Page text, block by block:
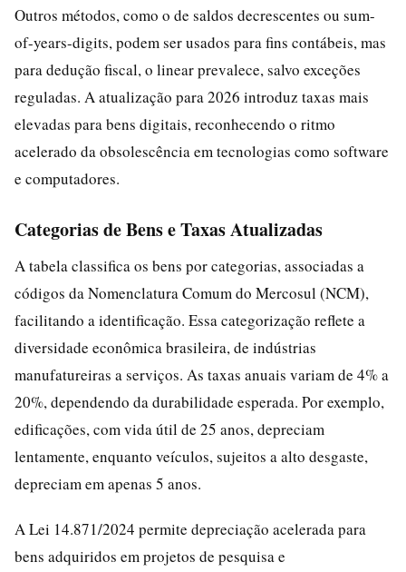
Outros métodos, como o de saldos decrescentes ou sum-
of-years-digits, podem ser usados para fins contábeis, mas
para dedução fiscal, o linear prevalece, salvo exceções
reguladas. A atualização para 2026 introduz taxas mais
elevadas para bens digitais, reconhecendo o ritmo
acelerado da obsolescência em tecnologias como software
e computadores.
Categorias de Bens e Taxas Atualizadas
A tabela classifica os bens por categorias, associadas a
códigos da Nomenclatura Comum do Mercosul (NCM),
facilitando a identificação. Essa categorização reflete a
diversidade econômica brasileira, de indústrias
manufatureiras a serviços. As taxas anuais variam de 4% a
20%, dependendo da durabilidade esperada. Por exemplo,
edificações, com vida útil de 25 anos, depreciam
lentamente, enquanto veículos, sujeitos a alto desgaste,
depreciam em apenas 5 anos.
A Lei 14.871/2024 permite depreciação acelerada para
bens adquiridos em projetos de pesquisa e